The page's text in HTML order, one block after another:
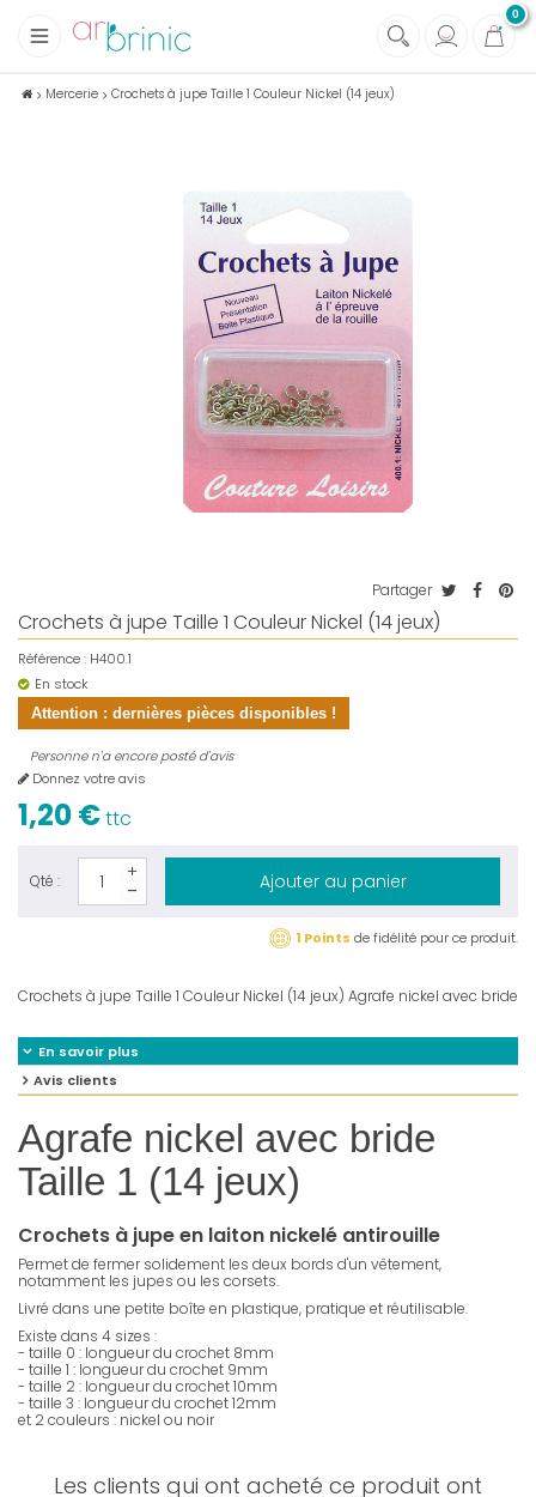
0
Tissus
Maison écologique
Mercerie Crochets à jupe Taille 1 Couleur Nickel (14 jeux)
Partager
Crochets à jupe Taille 1 Couleur Nickel (14 jeux)
Référence : H400.1
En stock
Attention : dernières pièces disponibles !
Personne n'a encore posté d'avis
Donnez votre avis
1,20 €ttc
Qté : Ajouter au panier
1 Points de fidélité pour ce produit.
Crochets à jupe Taille 1 Couleur Nickel (14 jeux) Agrafe nickel avec bride
En savoir plus
Avis clients
Agrafe nickel avec bride
Taille 1 (14 jeux)
Crochets à jupe en laiton nickelé antirouille
Permet de fermer solidement les deux bords d'un vêtement,
notamment les jupes ou les corsets.
Livré dans une petite boîte en plastique, pratique et réutilisable.
Existe dans 4 sizes :
- taille 0 : longueur du crochet 8mm
- taille 1 : longueur du crochet 9mm
- taille 2 : longueur du crochet 10mm
- taille 3 : longueur du crochet 12mm
et 2 couleurs : nickel ou noir
Les clients qui ont acheté ce produit ont